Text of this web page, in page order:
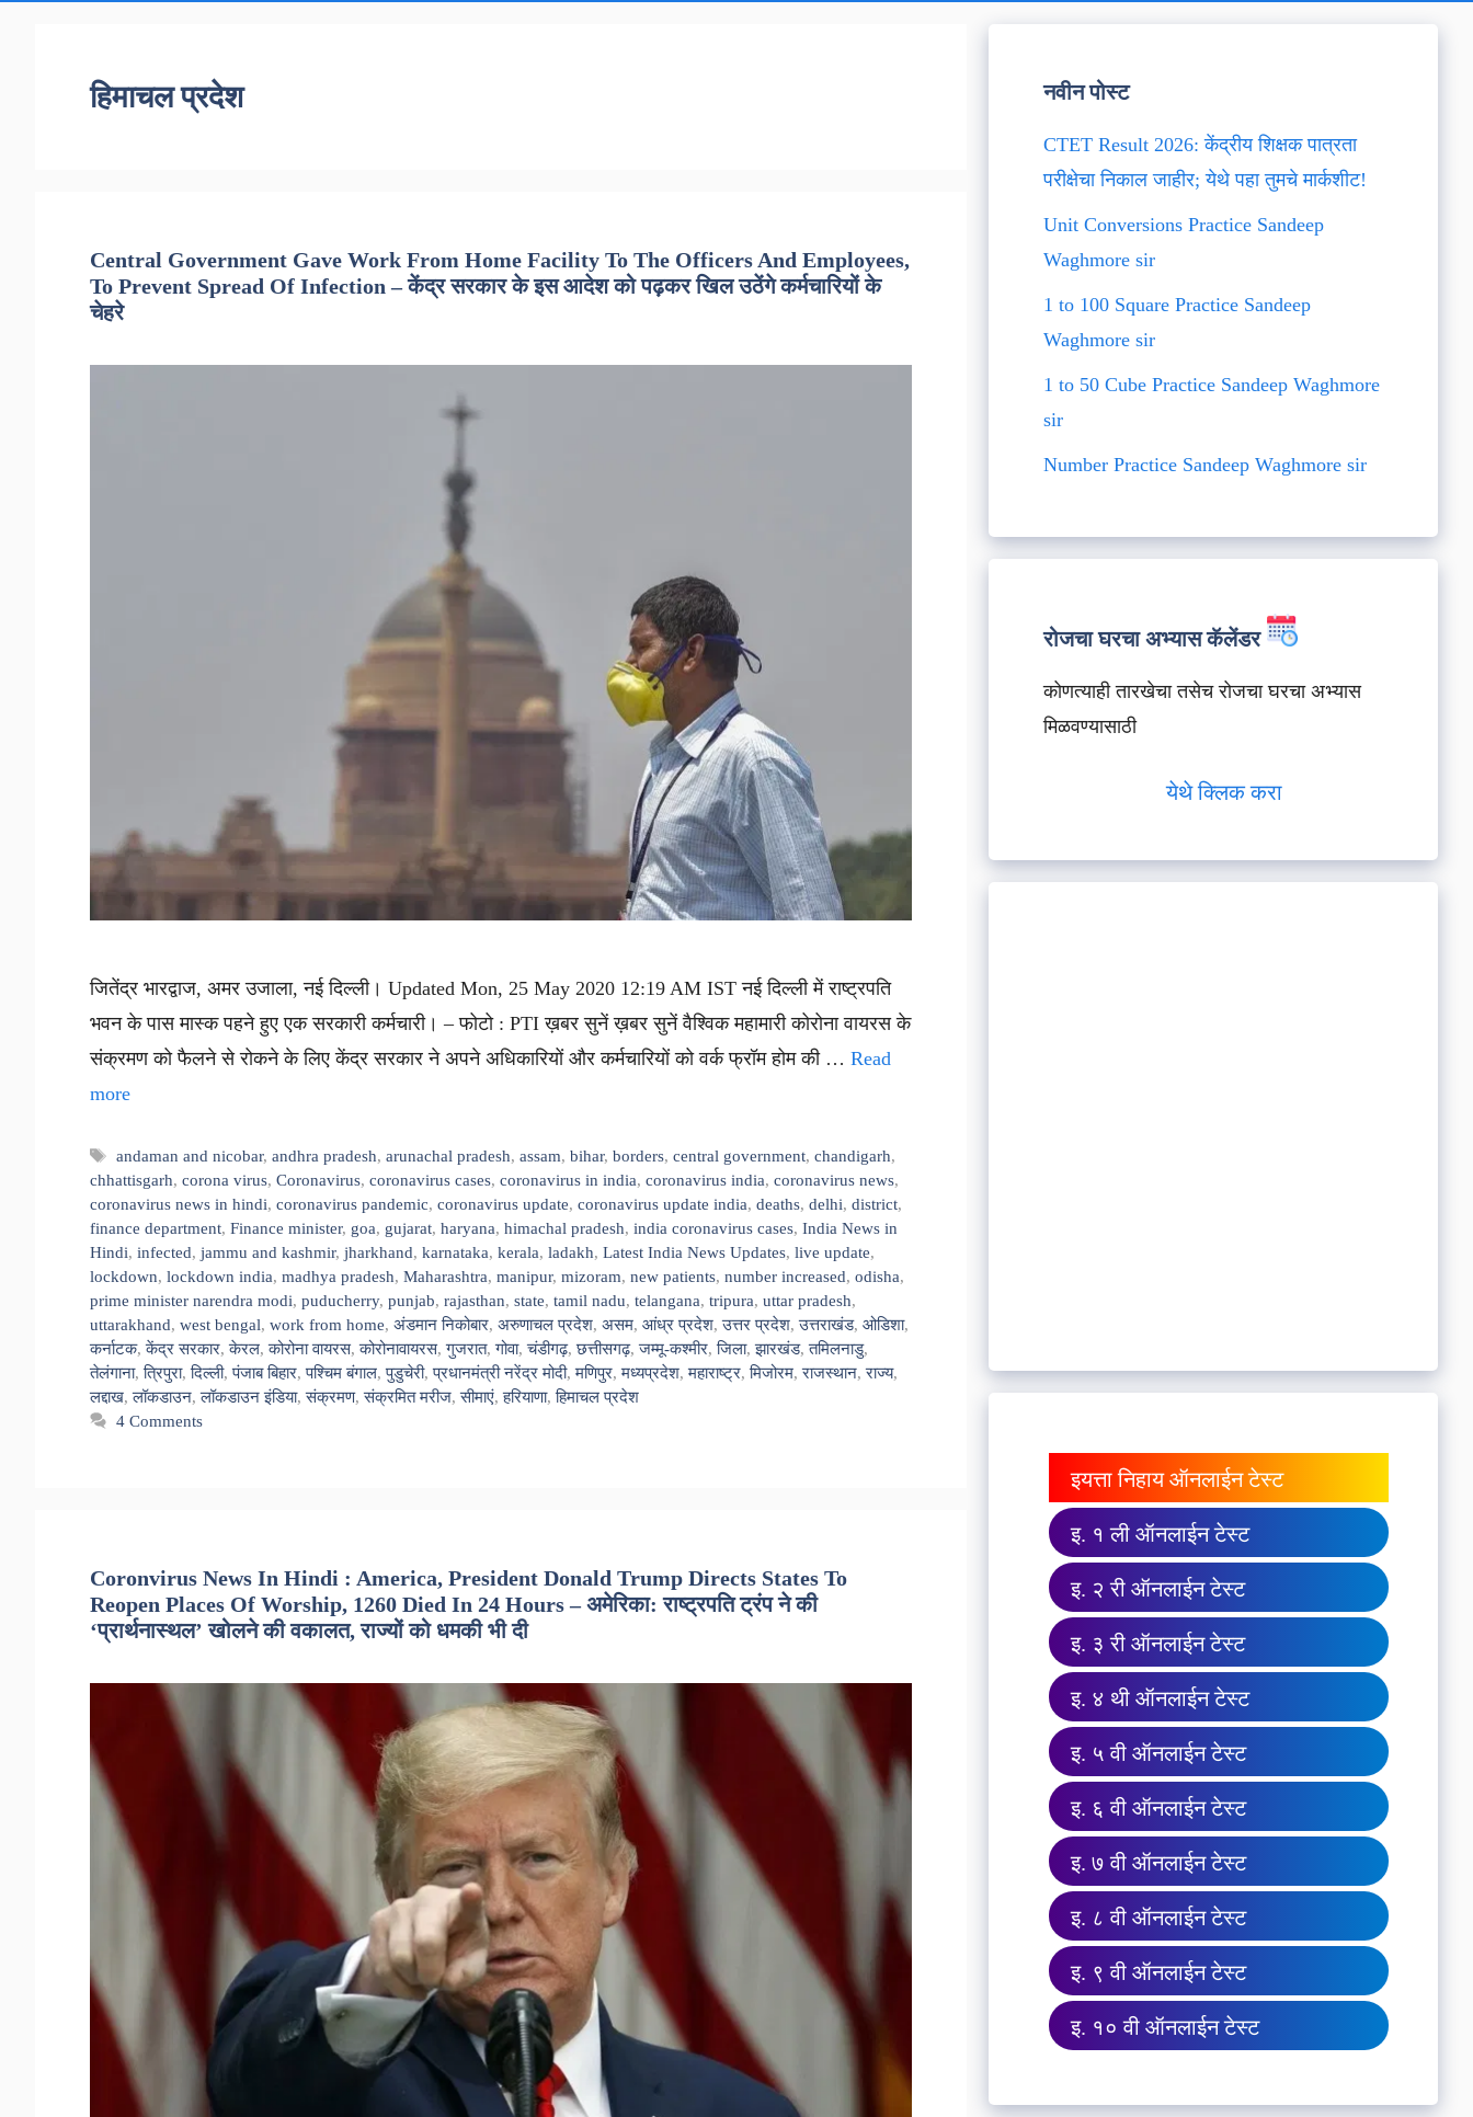
हिमाचल प्रदेश
Central Government Gave Work From Home Facility To The Officers And Employees,
To Prevent Spread Of Infection – केंद्र सरकार के इस आदेश को पढ़कर खिल उठेंगे कर्मचारियों के
चेहरे
जितेंद्र भारद्वाज, अमर उजाला, नई दिल्ली। Updated Mon, 25 May 2020 12:19 AM IST नई दिल्ली में राष्ट्रपति
भवन के पास मास्क पहने हुए एक सरकारी कर्मचारी। – फोटो : PTI ख़बर सुनें ख़बर सुनें वैश्विक महामारी कोरोना वायरस के
संक्रमण को फैलने से रोकने के लिए केंद्र सरकार ने अपने अधिकारियों और कर्मचारियों को वर्क फ्रॉम होम की … Read
more
Tags
andaman and nicobar,andhra pradesh,arunachal pradesh,assam,bihar,borders,central government,chandigarh,
chhattisgarh, corona virus, Coronavirus, coronavirus cases, coronavirus in india, coronavirus india, coronavirus news,
coronavirus news in hindi, coronavirus pandemic, coronavirus update, coronavirus update india, deaths, delhi, district,
finance department, Finance minister, goa, gujarat, haryana, himachal pradesh, india coronavirus cases, India News in
Hindi, infected, jammu and kashmir, jharkhand, karnataka, kerala, ladakh, Latest India News Updates, live update,
lockdown, lockdown india, madhya pradesh, Maharashtra, manipur, mizoram, new patients, number increased, odisha,
prime minister narendra modi, puducherry, punjab, rajasthan, state, tamil nadu, telangana, tripura, uttar pradesh,
uttarakhand, west bengal, work from home, अंडमान निकोबार, अरुणाचल प्रदेश, असम, आंध्र प्रदेश,उत्तर प्रदेश,उत्तराखंड, ओडिशा,
कर्नाटक,केंद्र सरकार,केरल,कोरोना वायरस,कोरोनावायरस,गुजरात,गोवा,चंडीगढ़,छत्तीसगढ़,जम्मू-कश्मीर,जिला,झारखंड,तमिलनाडु,
तेलंगाना,त्रिपुरा,दिल्ली,पंजाब बिहार,पश्चिम बंगाल,पुडुचेरी,प्रधानमंत्री नरेंद्र मोदी,मणिपुर,मध्यप्रदेश,महाराष्ट्र,मिजोरम,राजस्थान,राज्य,
लद्दाख,लॉकडाउन,लॉकडाउन इंडिया,संक्रमण,संक्रमित मरीज,सीमाएं,हरियाणा,हिमाचल प्रदेश
4 Comments
Coronvirus News In Hindi : America, President Donald Trump Directs States To
Reopen Places Of Worship, 1260 Died In 24 Hours – अमेरिका: राष्ट्रपति ट्रंप ने की
‘प्रार्थनास्थल’ खोलने की वकालत, राज्यों को धमकी भी दी
नवीन पोस्ट
CTET Result 2026: केंद्रीय शिक्षक पात्रता
परीक्षेचा निकाल जाहीर; येथे पहा तुमचे मार्कशीट!
Unit Conversions Practice Sandeep
Waghmore sir
1 to 100 Square Practice Sandeep
Waghmore sir
1 to 50 Cube Practice Sandeep Waghmore
sir
Number Practice Sandeep Waghmore sir
रोजचा घरचा अभ्यास कॅलेंडर
कोणत्याही तारखेचा तसेच रोजचा घरचा अभ्यास
मिळवण्यासाठी
येथे क्लिक करा
इयत्ता निहाय ऑनलाईन टेस्ट
इ. १ ली ऑनलाईन टेस्ट
इ. २ री ऑनलाईन टेस्ट
इ. ३ री ऑनलाईन टेस्ट
इ. ४ थी ऑनलाईन टेस्ट
इ. ५ वी ऑनलाईन टेस्ट
इ. ६ वी ऑनलाईन टेस्ट
इ. ७ वी ऑनलाईन टेस्ट
इ. ८ वी ऑनलाईन टेस्ट
इ. ९ वी ऑनलाईन टेस्ट
इ. १० वी ऑनलाईन टेस्ट